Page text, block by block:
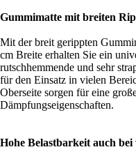
Gummimatte mit breiten
Mit der breit gerippten
cm Breite erhalten Sie ein
rutschhemmende und sehr
für den Einsatz in vielen
Oberseite sorgen für eine
Dämpfungseigenschaften.
Hohe Belastbarkeit auch